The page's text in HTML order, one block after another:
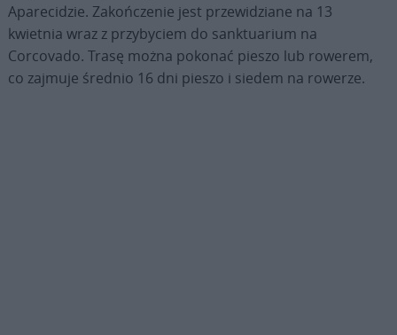
Aparecidzie. Zakończenie jest przewidziane na 13
kwietnia wraz z przybyciem do sanktuarium na
Corcovado. Trasę można pokonać pieszo lub rowerem,
co zajmuje średnio 16 dni pieszo i siedem na rowerze.